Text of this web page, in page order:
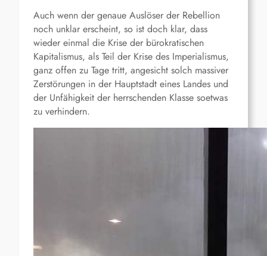
Auch wenn der genaue Auslöser der Rebellion
noch unklar erscheint, so ist doch klar, dass
wieder einmal die Krise der bürokratischen
Kapitalismus, als Teil der Krise des Imperialismus,
ganz offen zu Tage tritt, angesicht solch massiver
Zerstörungen in der Hauptstadt eines Landes und
der Unfähigkeit der herrschenden Klasse soetwas
zu verhindern.